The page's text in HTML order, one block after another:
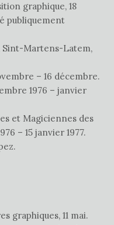
graphique, 18
publiquement
Sint-Martens-Latem,
– 16 décembre.
1976 – janvier
et Magiciennes des
– 15 janvier 1977.
graphiques, 11 mai.